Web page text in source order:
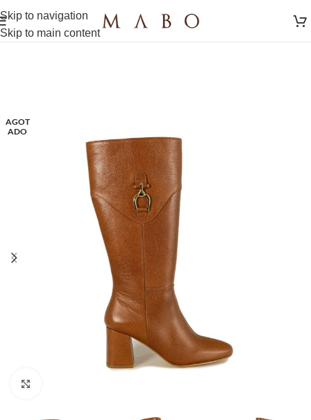
Skip to navigation
Skip to main content
AGOT
ADO